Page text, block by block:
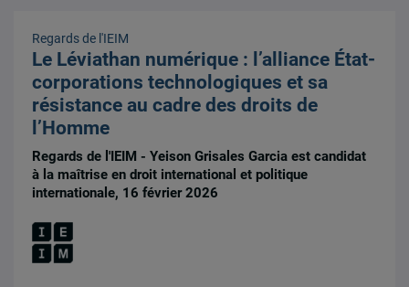
Regards de l'IEIM
Le Léviathan numérique : l’alliance État-
corporations technologiques et sa
résistance au cadre des droits de
l’Homme
Regards de l'IEIM - Yeison Grisales Garcia est candidat
à la maîtrise en droit international et politique
internationale, 16 février 2026